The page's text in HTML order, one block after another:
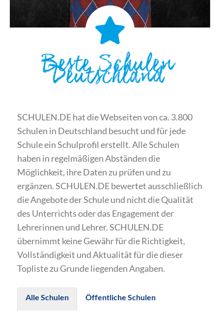
Beste Schulen
Deutschland
SCHULEN.DE hat die Webseiten von ca. 3.800
Schulen in Deutschland besucht und für jede
Schule ein Schulprofil erstellt. Alle Schulen
haben in regelmäßigen Abständen die
Möglichkeit, ihre Daten zu prüfen und zu
ergänzen. SCHULEN.DE bewertet ausschließlich
die Angebote der Schule und nicht die Qualität
des Unterrichts oder das Engagement der
Lehrerinnen und Lehrer. SCHULEN.DE
übernimmt keine Gewähr für die Richtigkeit,
Vollständigkeit und Aktualität für die dieser
Topliste zu Grunde liegenden Angaben.
Alle Schulen Öffentliche Schulen